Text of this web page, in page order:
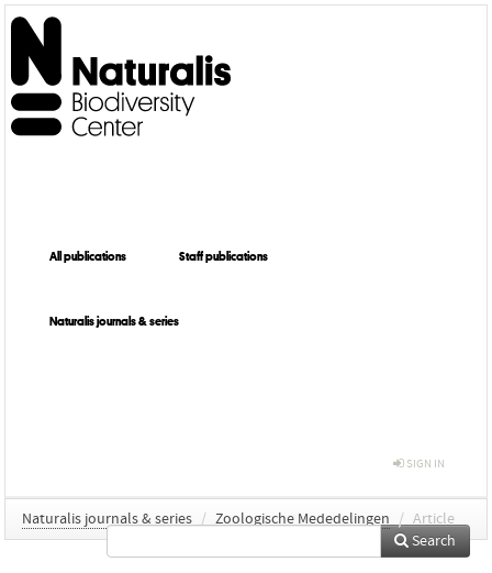
All publications Staff publications
Naturalis journals & series
SIGN IN
Naturalis journals & series / Zoologische Mededelingen / Article
Search